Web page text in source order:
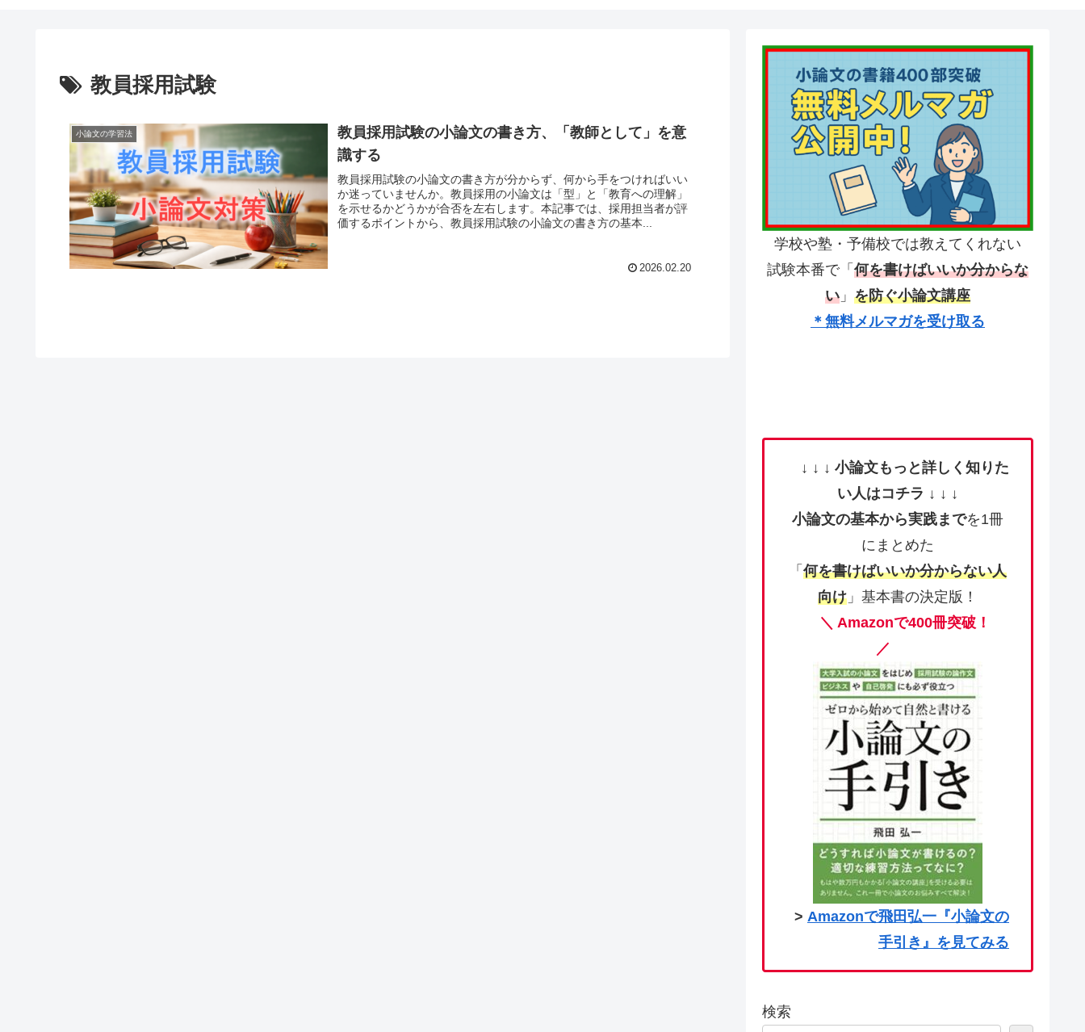
教員採用試験
小論文の学習法
教員採用試験の小論文の書き方、「教師として」を意
識する
教員採用試験の小論文の書き方が分からず、何から手をつければいい
か迷っていませんか。教員採用の小論文は「型」と「教育への理解」
を示せるかどうかが合否を左右します。本記事では、採用担当者が評
価するポイントから、教員採用試験の小論文の書き方の基本...
2026.02.20
学校や塾・予備校では教えてくれない
試験本番で「 何を書けばいいか分からな
い 」 を防ぐ小論文講座
＊無料メルマガを受け取る
↓ ↓ ↓ 小論文もっと詳しく知りた
い人はコチラ ↓ ↓ ↓
小論文の基本から実践までを1冊
にまとめた
「 何を書けばいいか分からない人
向け 」基本書の決定版！
＼ Amazonで400冊突破！
／
> Amazonで飛田弘一『小論文の
手引き』を見てみる
検索